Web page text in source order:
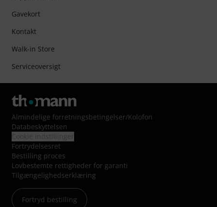
Gavekort
Kontakt
Walk-in Store
Serviceoversigt
Almindelige forretningsbetingelser/Kolofon
Databeskyttelsen
Fortrydelsesret
Bestilling proces
Lovbestemte rettigheder for garanti
Tilgængelighedserklæring
Fortryd bestilling